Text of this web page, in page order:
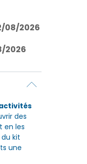
08/2026
2026
des
en les
kit
une